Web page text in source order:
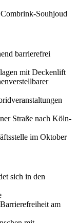
Souhjoud
barrierefrei
mit Deckenlift
Straße nach Köln-
im Oktober
sich in den
am